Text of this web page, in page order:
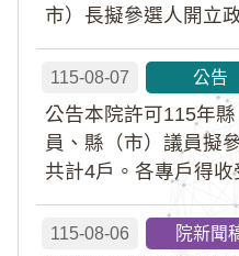
市）長擬參選人開立
115-08-07 公告
公告本院許可115年
員、縣（市）議員擬
共計4戶。各專戶得收
115-08-06 院新聞